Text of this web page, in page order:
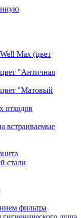
Max (цвет
"Античная
"Матовый
отходов
встраиваемые
стали
фильтра